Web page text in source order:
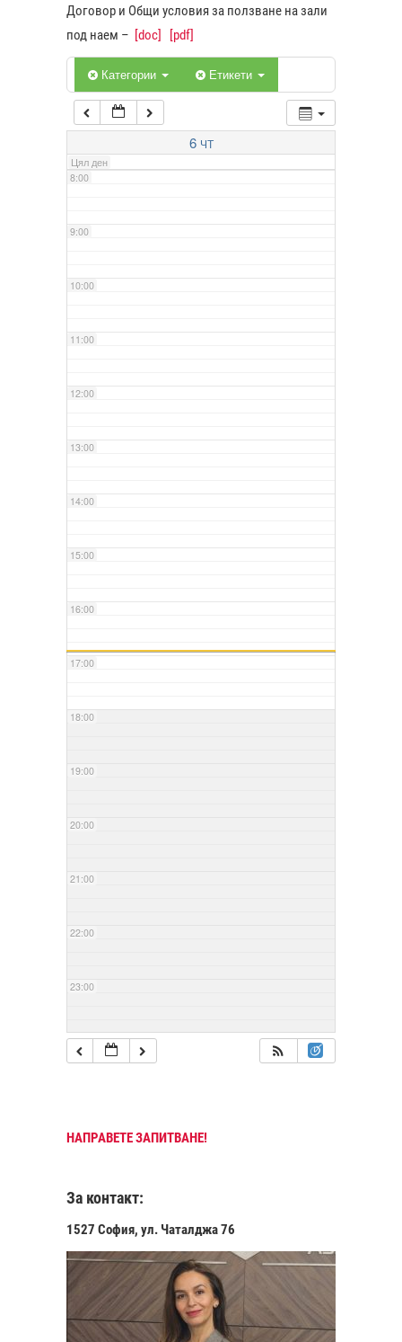
Договор и Общи условия за ползване на зали
под наем – [doc] [pdf]
Категории Етикети
6 ЧТ
Цял ден
5:00
7:00
8:00
9:00
10:00
11:00
12:00
13:00
14:00
15:00
16:00
17:00
18:00
19:00
20:00
21:00
22:00
23:00
НАПРАВЕТЕ ЗАПИТВАНЕ!
За контакт:
1527 София, ул. Чаталджа 76